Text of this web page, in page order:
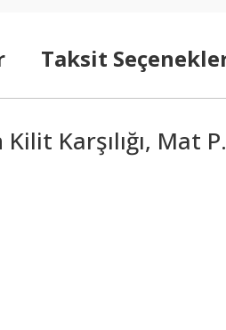
Taksit
Karşılığı, Mat